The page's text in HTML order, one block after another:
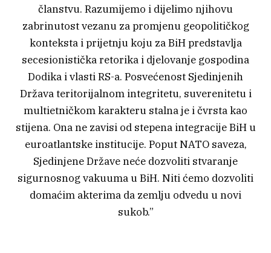
članstvu. Razumijemo i dijelimo njihovu
zabrinutost vezanu za promjenu geopolitičkog
konteksta i prijetnju koju za BiH predstavlja
secesionistička retorika i djelovanje gospodina
Dodika i vlasti RS-a. Posvećenost Sjedinjenih
Država teritorijalnom integritetu, suverenitetu i
multietničkom karakteru stalna je i čvrsta kao
stijena. Ona ne zavisi od stepena integracije BiH u
euroatlantske institucije. Poput NATO saveza,
Sjedinjene Države neće dozvoliti stvaranje
sigurnosnog vakuuma u BiH. Niti ćemo dozvoliti
domaćim akterima da zemlju odvedu u novi
sukob.”